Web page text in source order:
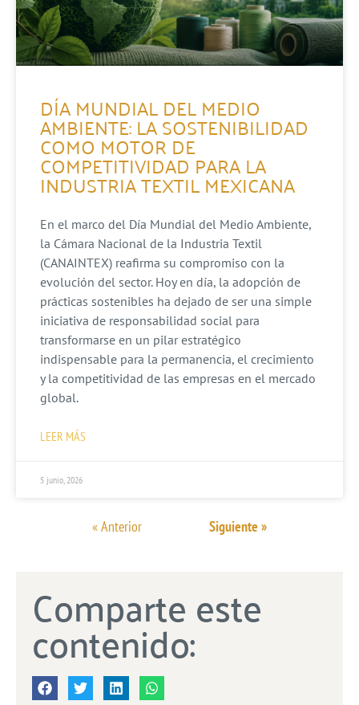
DÍA MUNDIAL DEL MEDIO
AMBIENTE: LA SOSTENIBILIDAD
COMO MOTOR DE
COMPETITIVIDAD PARA LA
INDUSTRIA TEXTIL MEXICANA
En el marco del Día Mundial del Medio Ambiente,
la Cámara Nacional de la Industria Textil
(CANAINTEX) reafirma su compromiso con la
evolución del sector. Hoy en día, la adopción de
prácticas sostenibles ha dejado de ser una simple
iniciativa de responsabilidad social para
transformarse en un pilar estratégico
indispensable para la permanencia, el crecimiento
y la competitividad de las empresas en el mercado
global.
LEER MÁS
5 junio, 2026
« Anterior Siguiente »
Comparte este
contenido: